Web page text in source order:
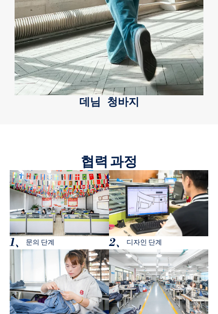
데님 청바지
협력 과정
1、 문의 단계 2、 디자인 단계